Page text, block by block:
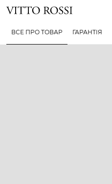
ВСЕ ПРО ТОВАР ГАРАНТІЯ